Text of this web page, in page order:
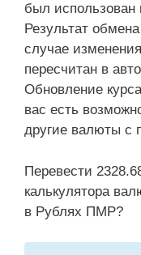
был использован
Результат
случае
пересчитан в
Обновление
вас есть
другие валюты
Перевести
калькулятора
в Рублях ПМР?